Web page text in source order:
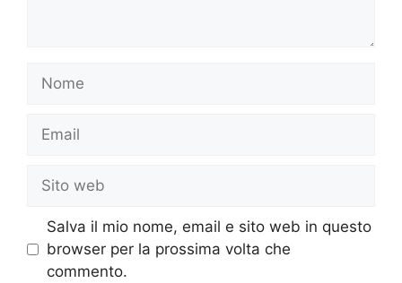
Nome
Email
Sito
web
Salva il mio nome, email e sito web in questo
browser per la prossima volta che
commento.